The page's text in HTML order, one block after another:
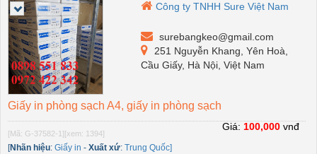
Công ty TNHH Sure Việt Nam
surebangkeo@gmail.com
251 Nguyễn Khang, Yên Hoà,
Cầu Giấy, Hà Nội, Việt Nam
Giấy in phòng sạch A4, giấy in phòng sạch
[Mã: G-37582-1] [xem: 1394]
[Nhãn hiệu: Giấy in - Xuất xứ: Trung Quốc]
Giá: 100,000 vnđ